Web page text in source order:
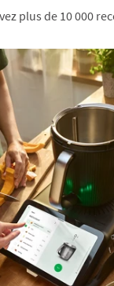
plus de 10 000